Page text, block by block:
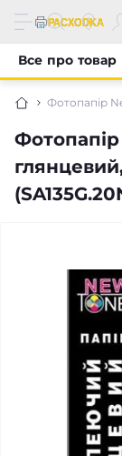
Фотопапір
Все про товар